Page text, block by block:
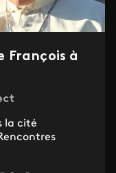
François à
la cité